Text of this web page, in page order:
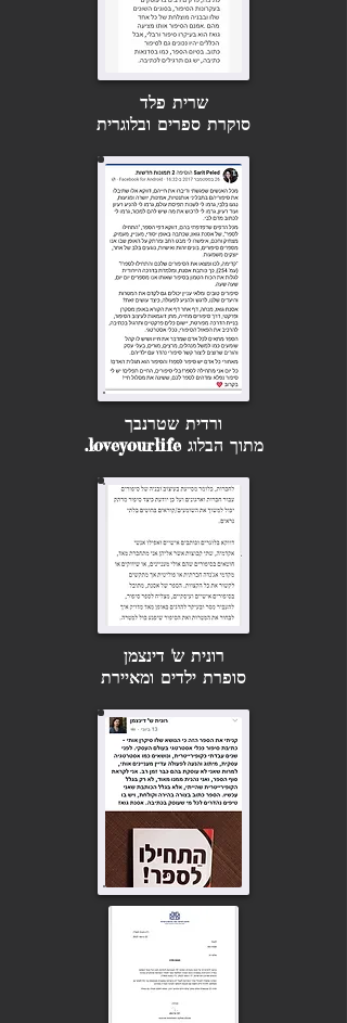
שרית פלד
סוקרת ספרים ובלוגרית
ורדית שטרנבך
מתוך הבלוג loveyourlife.
רונית ש' דינצמן
סופרת ילדים ומאיירת